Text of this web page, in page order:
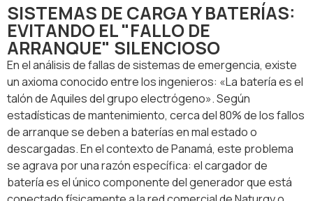
SISTEMAS DE CARGA Y BATERÍAS:
EVITANDO EL "FALLO DE
ARRANQUE" SILENCIOSO
En el análisis de fallas de sistemas de emergencia, existe
un axioma conocido entre los ingenieros: «La batería es el
talón de Aquiles del grupo electrógeno». Según
estadísticas de mantenimiento, cerca del 80% de los fallos
de arranque se deben a baterías en mal estado o
descargadas. En el contexto de Panamá, este problema
se agrava por una razón específica: el cargador de
batería es el único componente del generador que está